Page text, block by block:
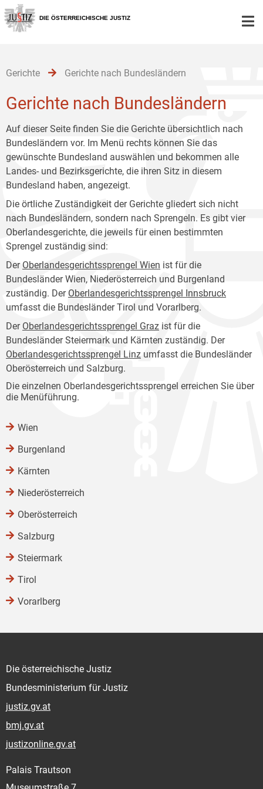
Zur
Hauptnavigation
[1]
Zum
Inhalt
[2]
Zum
Untermenü
[3]
DIE ÖSTERREICHISCHE JUSTIZ
Gerichte Gerichte nach Bundesländern
Gerichte nach Bundesländern
Auf dieser Seite finden Sie die Gerichte übersichtlich nach
Bundesländern vor. Im Menü rechts können Sie das
gewünschte Bundesland auswählen und bekommen alle
Landes- und Bezirksgerichte, die ihren Sitz in diesem
Bundesland haben, angezeigt.
Die örtliche Zuständigkeit der Gerichte gliedert sich nicht
nach Bundesländern, sondern nach Sprengeln. Es gibt vier
Oberlandesgerichte, die jeweils für einen bestimmten
Sprengel zuständig sind:
DerOberlandesgerichtssprengel Wien ist für die
Bundesländer Wien, Niederösterreich und Burgenland
zuständig. Der Oberlandesgerichtssprengel Innsbruck
umfasst die Bundesländer Tirol und Vorarlberg.
Der Oberlandesgerichtssprengel Graz ist für die
Bundesländer Steiermark und Kärnten zuständig. Der
Oberlandesgerichtssprengel Linz umfasst die Bundesländer
Oberösterreich und Salzburg.
Die einzelnen Oberlandesgerichtssprengel erreichen Sie über
die Menüführung.
Wien
Burgenland
Kärnten
Niederösterreich
Oberösterreich
Salzburg
Steiermark
Tirol
Vorarlberg
Die österreichische Justiz
Bundesministerium für Justiz
justiz.gv.at
bmj.gv.at
justizonline.gv.at
Palais Trautson